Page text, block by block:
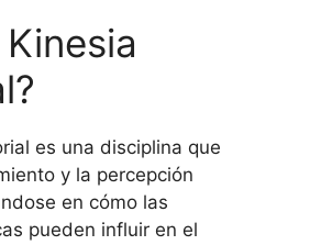
es una disciplina que
y la percepción
en cómo las
pueden influir en el